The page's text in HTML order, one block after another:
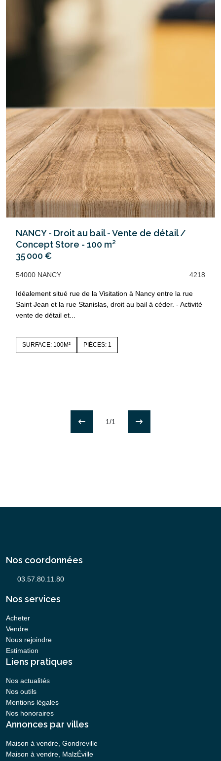
NANCY - Droit au bail - Vente de détail /
Concept Store - 100 m²
35 000 €
54000 NANCY 4218
Idéalement situé rue de la Visitation à Nancy entre la rue
Saint Jean et la rue Stanislas, droit au bail à céder. - Activité
vente de détail et...
SURFACE: 100M² PIÈCES: 1
1/1
Nos coordonnées
Nos services
Acheter
Vendre
Nous rejoindre
Estimation
Liens pratiques
Nos actualités
Nos outils
Mentions légales
Nos honoraires
Annonces par villes
Maison à vendre, Gondreville
Maison à vendre, MalzÉville